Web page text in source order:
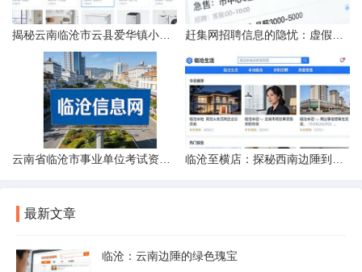
最新文章
临沧：云南边陲的绿色瑰宝